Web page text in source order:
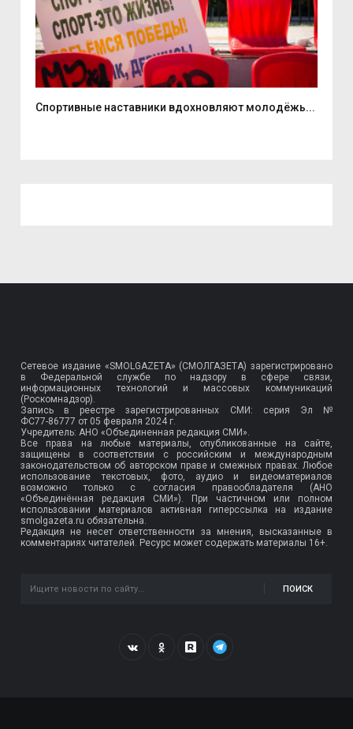
Спортивные наставники вдохновляют молодёжь...
Сетевое издание «SMOLGAZETA» (СМОЛГАЗЕТА) зарегистрировано
в Федеральной службе по надзору в сфере связи,
информационных технологий и массовых коммуникаций
(Роскомнадзор).
Запись в реестре зарегистрированных СМИ: серия Эл №
ФС77-86777 от 05 февраля 2024 г.
Учредитель: АНО «Объединенная редакция СМИ».
Все права на любые материалы, опубликованные на сайте,
защищены в соответствии с российским и международным
законодательством об авторском праве и смежных правах. Любое
использование текстовых, фото, аудио и видеоматериалов
возможно только с согласия правообладателя (АНО
«Объединённая редакция СМИ»). При частичном или полном
использовании материалов активная гиперссылка на издание
smolgazeta.ru обязательна.
Редакция не несет ответственности за мнения, высказанные в
комментариях читателей. Ресурс может содержать материалы 16+.
ПОИСК